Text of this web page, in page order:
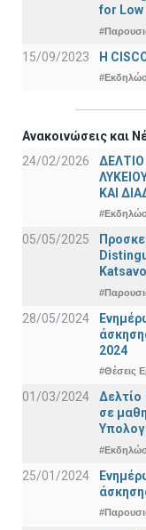
for Low
15/09/2023 Η
Ανακοινώσεις και
24/02/2026
ΚΑΙ
05/05/2025
28/05/2024
2024
#Θέσεις
01/03/2024
Δελτίο
σε
25/01/2024